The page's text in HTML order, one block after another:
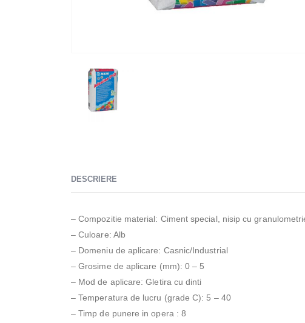
DESCRIERE
– Compozitie material: Ciment special, nisip cu
– Culoare: Alb
– Domeniu de aplicare: Casnic/Industrial
– Grosime de aplicare (mm): 0 – 5
– Mod de aplicare: Gletira cu dinti
– Temperatura de lucru (grade C): 5 – 40
– Timp de punere in opera : 8